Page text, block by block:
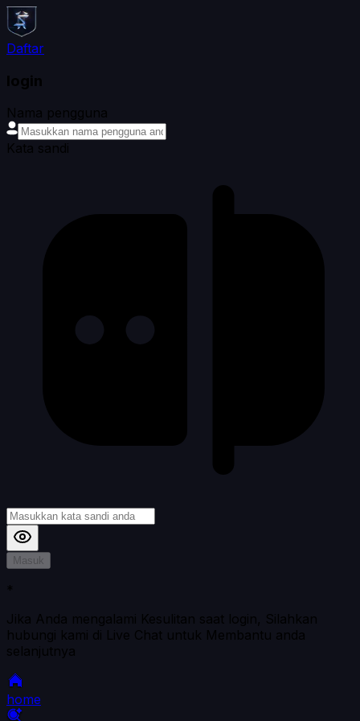
Daftar
login
Nama pengguna
Kata sandi
Masuk
*
Jika Anda mengalami Kesulitan saat login, Silahkan
hubungi kami di Live Chat untuk Membantu anda
selanjutnya
home